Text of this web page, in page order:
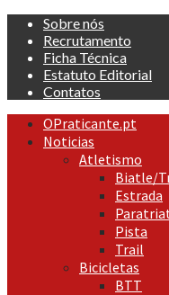
Skip
content
Sobre nós
Recrutamento
Ficha Técnica
Estatuto Editorial
Contatos
Primary
Menu
OPraticante.pt
Noticias
Atletismo
Biatle/
Estrada
Pista
Trail
Bicicletas
BTT